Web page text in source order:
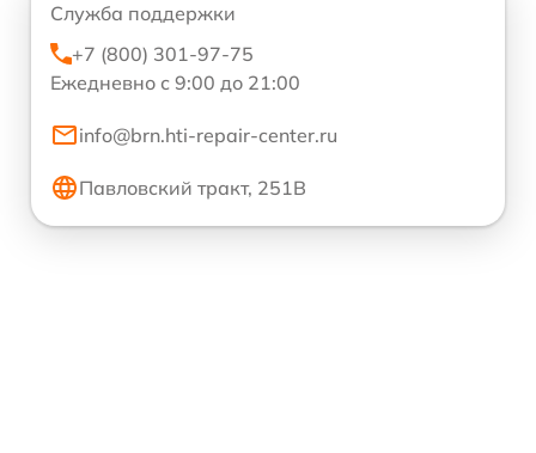
Служба поддержки
+7 (800) 301-97-75
Ежедневно с 9:00 до 21:00
info@brn.hti-repair-center.ru
Павловский тракт, 251В